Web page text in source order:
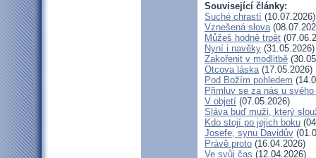
Související články:
Suché chrastí (10.07.2026)
Vznešená slova
Můžeš hodně trpět
Nyní i navěky (31.05.2026)
Zakořenit v modlitbě
Otcova láska(17.05.2026)
Pod Božím pohledem
Přimluv se za nás u
V objetí (07.05.2026)
Sláva buď muži, který
Kdo stojí po jejich boku
Josefe, synu Davidův
Právě proto (16.04.2026)
Ve svůj čas (12.04.2026)